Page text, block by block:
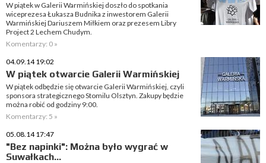
W piątek w Galerii Warmińskiej doszło do spotkania
wiceprezesa Łukasza Budnika z inwestorem Galerii
Warmińskiej Dariuszem Miłkiem oraz prezesem Libry
Project 2 Lechem Chudym.
Komentarzy: 0 »
04.09.14 19:02
W piątek otwarcie Galerii Warmińskiej
W piątek odbędzie się otwarcie Galerii Warmińskiej, czyli
sponsora strategicznego Stomilu Olsztyn. Zakupy będzie
można robić od godziny 9:00.
Komentarzy: 5 »
05.08.14 17:47
"Bez napinki": Można było wygrać w
Suwałkach...